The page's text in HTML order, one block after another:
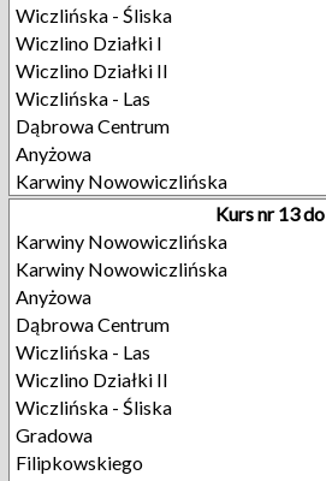
Wiczlińska - Śliska
Wiczlino Działki I
Wiczlino Działki II
Wiczlińska - Las
Dąbrowa Centrum
Anyżowa
Karwiny Nowowiczlińska
Kurs nr 13 do
Karwiny Nowowiczlińska
Karwiny Nowowiczlińska
Anyżowa
Dąbrowa Centrum
Wiczlińska - Las
Wiczlino Działki II
Wiczlińska - Śliska
Gradowa
Filipkowskiego